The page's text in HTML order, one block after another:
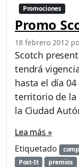
Promociones
Promo
18 febrero 2012
Scotch
tendrá
hasta el día
territorio de la
la Ciudad
Lea más »
Etiquetado
Post-It
premios